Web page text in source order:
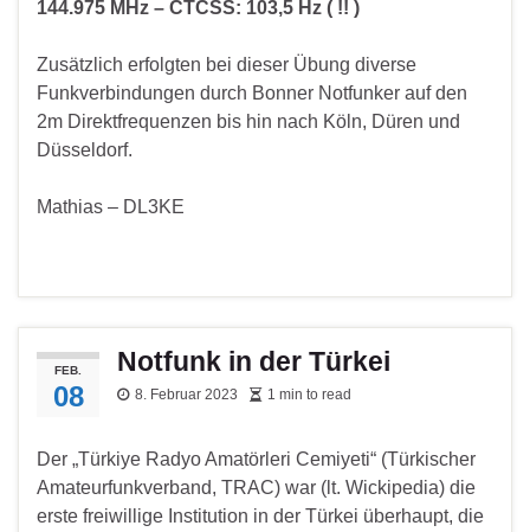
144.975 MHz – CTCSS: 103,5 Hz ( !! )
Zusätzlich erfolgten bei dieser Übung diverse
Funkverbindungen durch Bonner Notfunker auf den
2m Direktfrequenzen bis hin nach Köln, Düren und
Düsseldorf.
Mathias – DL3KE
FEB.
08
Notfunk in der Türkei
8. Februar 2023 1 min to read
Der „Türkiye Radyo Amatörleri Cemiyeti“ (Türkischer
Amateurfunkverband, TRAC) war (lt. Wickipedia) die
erste freiwillige Institution in der Türkei überhaupt, die